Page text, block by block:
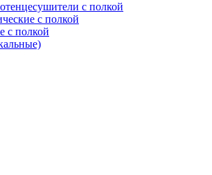
с полкой
с полкой
с полкой